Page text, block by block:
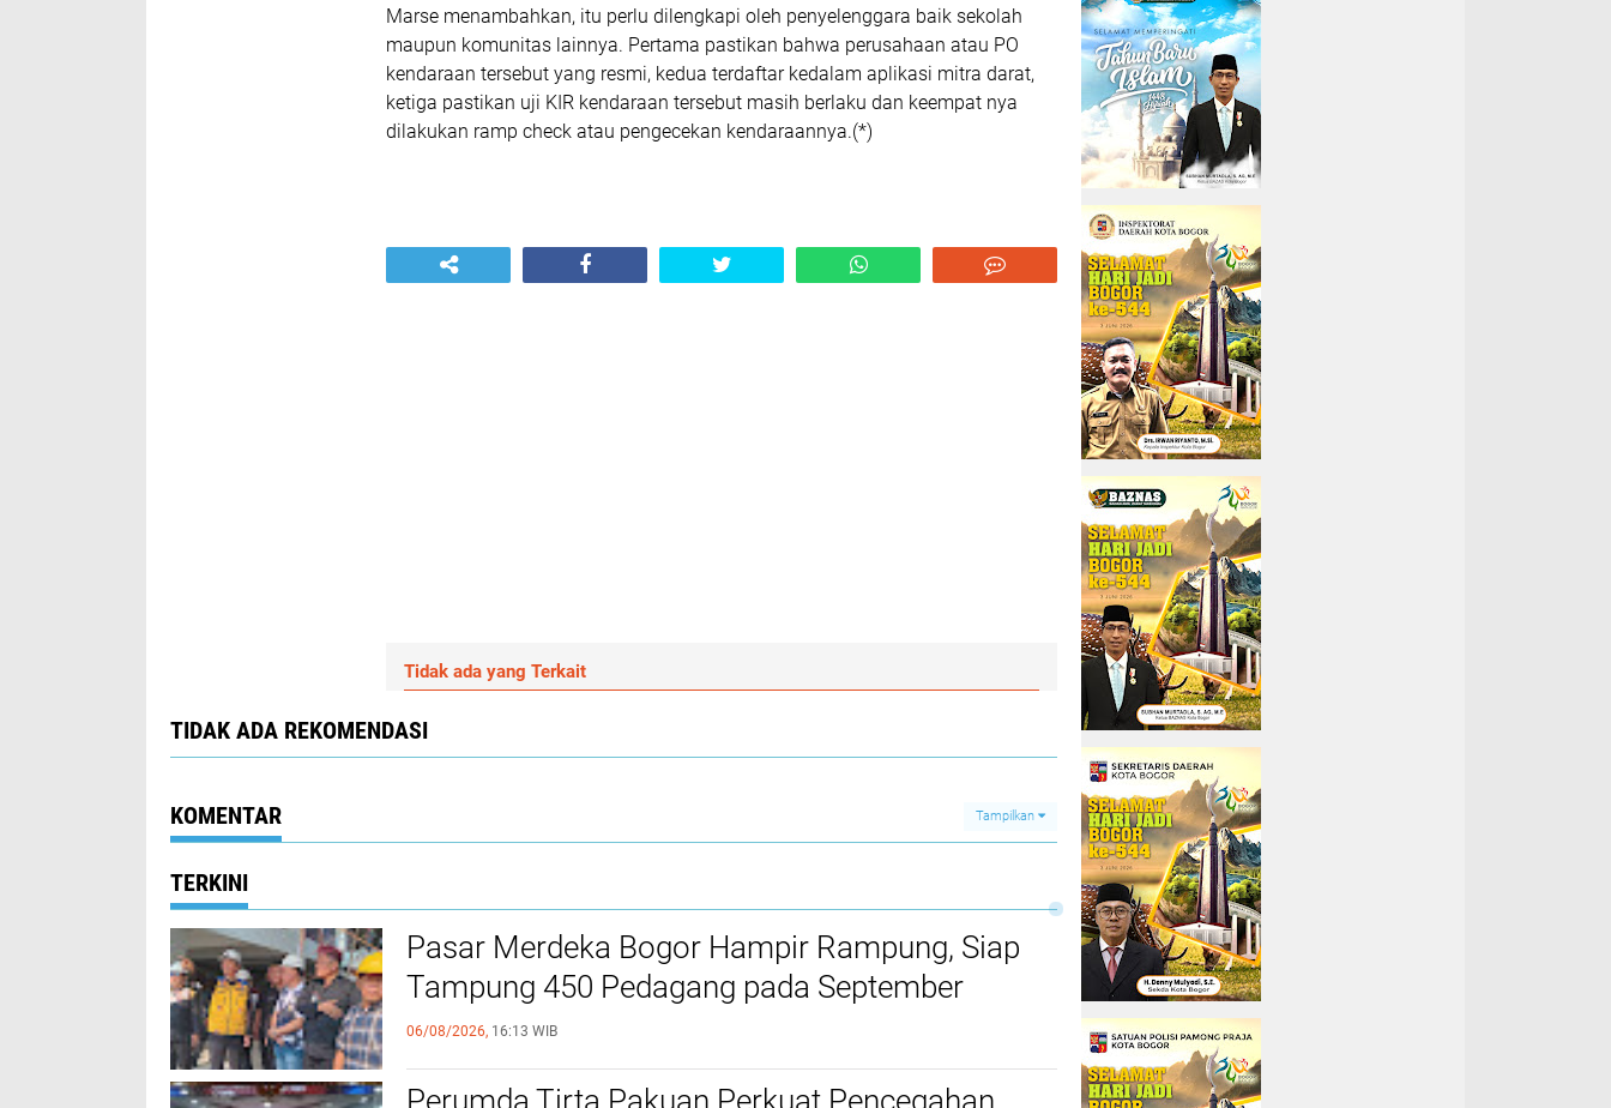
Marse menambahkan, itu perlu dilengkapi oleh penyelenggara baik sekolah
maupun komunitas lainnya. Pertama pastikan bahwa perusahaan atau PO
kendaraan tersebut yang resmi, kedua terdaftar kedalam aplikasi mitra darat,
ketiga pastikan uji KIR kendaraan tersebut masih berlaku dan keempat nya
dilakukan ramp check atau pengecekan kendaraannya.(*)
Tidak ada yang Terkait
TIDAK ADA REKOMENDASI
KOMENTAR Tampilkan
TERKINI
Pasar Merdeka Bogor Hampir Rampung, Siap
Tampung 450 Pedagang pada September
06/08/2026, 16:13 WIB
Perumda Tirta Pakuan Perkuat Pencegahan